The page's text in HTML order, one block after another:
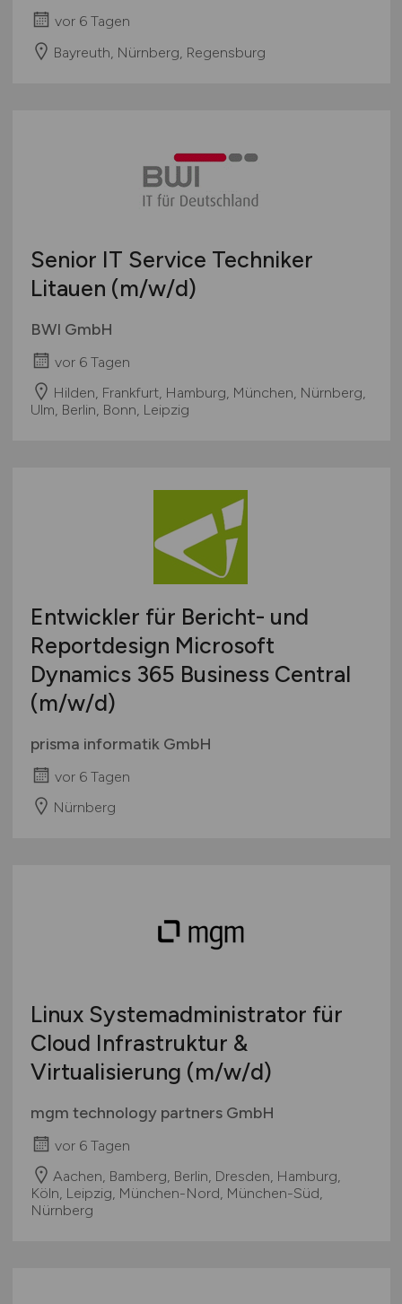
vor 6 Tagen
Bayreuth, Nürnberg, Regensburg
Senior IT Service Techniker
Litauen (m/w/d)
BWI GmbH
vor 6 Tagen
Hilden, Frankfurt, Hamburg, München, Nürnberg,
Ulm, Berlin, Bonn, Leipzig
Entwickler für Bericht- und
Reportdesign Microsoft
Dynamics 365 Business Central
(m/w/d)
prisma informatik GmbH
vor 6 Tagen
Nürnberg
Linux Systemadministrator für
Cloud Infrastruktur &
Virtualisierung (m/w/d)
mgm technology partners GmbH
vor 6 Tagen
Aachen, Bamberg, Berlin, Dresden, Hamburg,
Köln, Leipzig, München-Nord, München-Süd,
Nürnberg